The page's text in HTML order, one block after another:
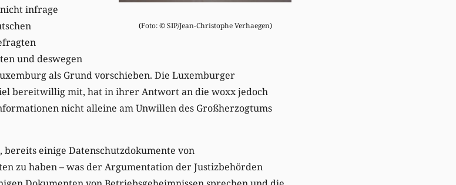
(Foto: © SIP/Jean-Christophe Verhaegen)
infrage
und deswegen
als Grund vorschieben. Die Luxemburger
bereitwillig mit, hat in ihrer Antwort an die woxx jedoch
nicht alleine am Unwillen des Großherzogtums
einige Datenschutzdokumente von
zu haben – was der Argumentation der Justizbehörden